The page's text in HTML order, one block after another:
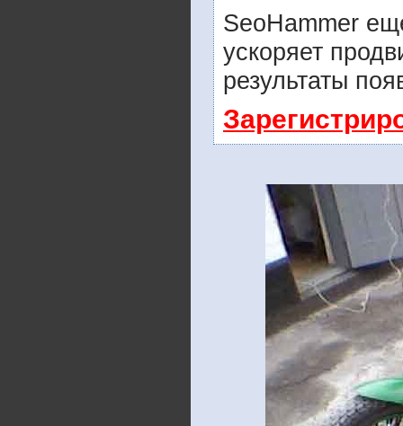
SeoHammer
ускоряет
результаты